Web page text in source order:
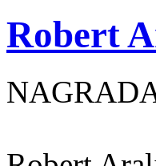
Robert